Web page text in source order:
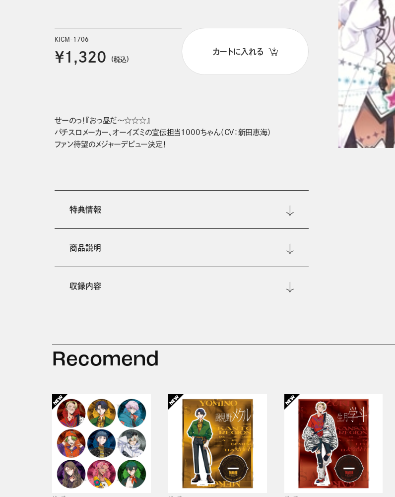
KICM-1706
￥1,320 (税込)
カートに入れる
せーのっ！『おっ昼だ～☆☆☆』
パチスロメーカー、オーイズミの宣伝担当1000ちゃん（ＣＶ：新田恵海）
ファン待望のメジャーデビュー決定！
特典情報
商品説明
収録内容
Recomend